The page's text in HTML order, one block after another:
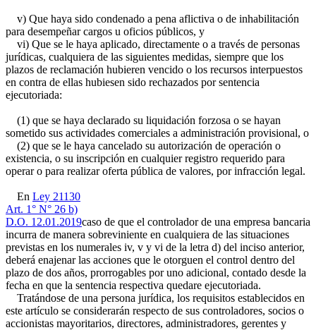
v) Que haya sido condenado a pena aflictiva o de inhabilitación
para desempeñar cargos u oficios públicos, y
vi) Que se le haya aplicado, directamente o a través de personas
jurídicas, cualquiera de las siguientes medidas, siempre que los
plazos de reclamación hubieren vencido o los recursos interpuestos
en contra de ellas hubiesen sido rechazados por sentencia
ejecutoriada:
(1) que se haya declarado su liquidación forzosa o se hayan
sometido sus actividades comerciales a administración provisional, o
(2) que se le haya cancelado su autorización de operación o
existencia, o su inscripción en cualquier registro requerido para
operar o para realizar oferta pública de valores, por infracción legal.
En Ley 21130
Art. 1° N° 26 b)
D.O. 12.01.2019caso de que el controlador de una empresa bancaria
incurra de manera sobreviniente en cualquiera de las situaciones
previstas en los numerales iv, v y vi de la letra d) del inciso anterior,
deberá enajenar las acciones que le otorguen el control dentro del
plazo de dos años, prorrogables por uno adicional, contado desde la
fecha en que la sentencia respectiva quedare ejecutoriada.
Tratándose de una persona jurídica, los requisitos establecidos en
este artículo se considerarán respecto de sus controladores, socios o
accionistas mayoritarios, directores, administradores, gerentes y